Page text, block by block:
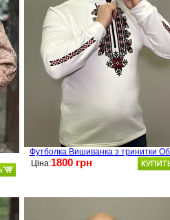
Футболка Вишиванка з тринитки
Ціна:1800 грн